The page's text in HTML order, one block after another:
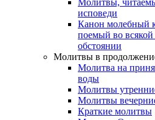
Молитвы,
исповеди
Канон молебный
поемый во
обстоянии
Молитвы в
Молитва на
воды
Молитвы
Молитвы
Краткие молитвы